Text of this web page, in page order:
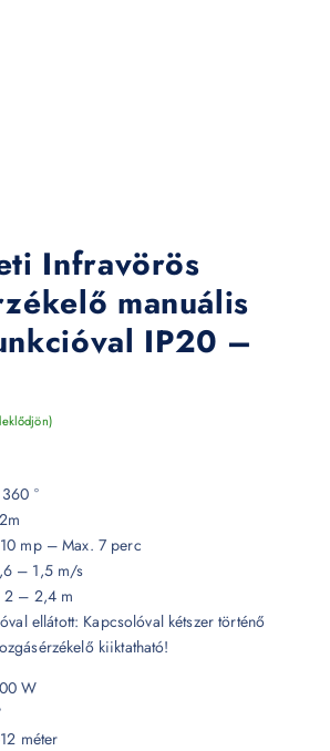
Infravörös
manuális
IP20 –
°
mp – Max. 7 perc
– 1,5 m/s
2 – 2,4 m
ellátott: Kapcsolóval kétszer történő
kiiktatható!
W
méter